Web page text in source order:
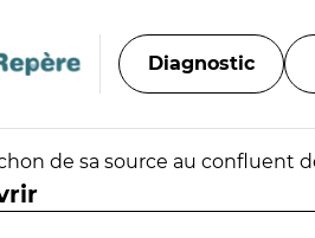
Diagnostic
de sa source au confluent